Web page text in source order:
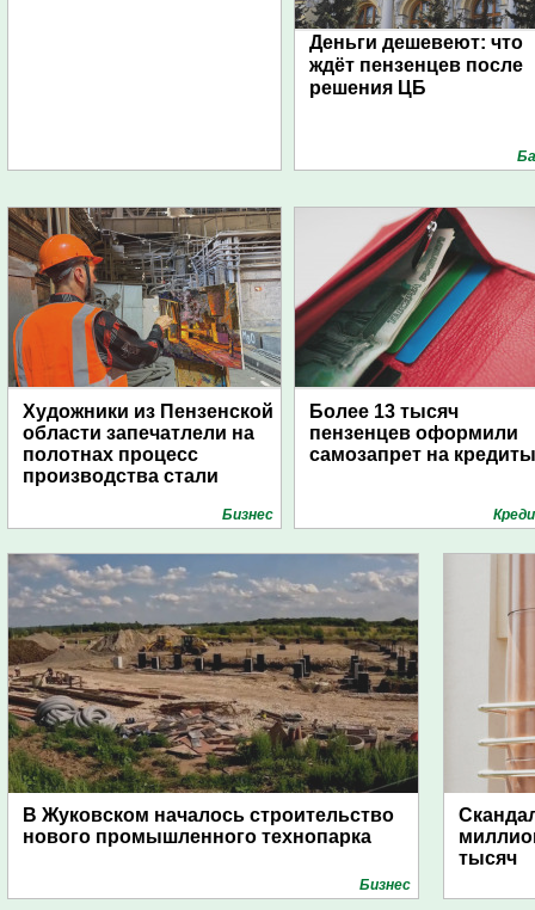
Деньги дешевеют: что
ждёт пензенцев после
решения ЦБ
Художники из Пензенской
области запечатлели на
полотнах процесс
производства стали
Бизнес
Более 13 тысяч
пензенцев оформили
самозапрет на кредиты
В Жуковском началось строительство
нового промышленного технопарка
Бизнес
тысяч